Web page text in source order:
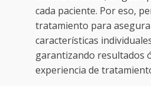
cada paciente. Por eso,
tratamiento para
características
garantizando resultados
experiencia de